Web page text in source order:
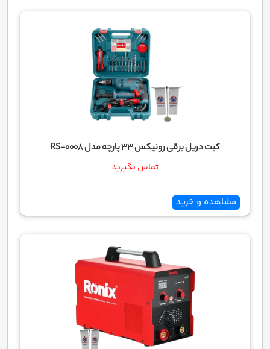
کیت دریل برقی رونیکس 33 پارچه مدل RS-0008
تماس بگیرید
مشاهده و خرید